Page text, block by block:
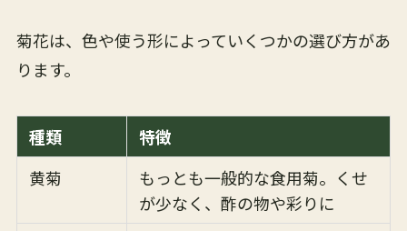
菊花は、色や使う形によっていくつかの選び方があ
ります。
種類
特徴
黄菊
もっとも一般的な食用菊。くせ
が少なく、酢の物や彩りに